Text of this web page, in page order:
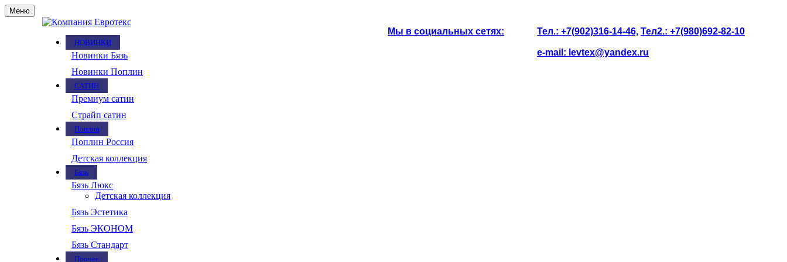
Меню
Тел.: +7(902)316-14-46, Тел2.: +7(980)692-82-10
e-mail: levtex@yandex.ru
Мы в социальных сетях:
НОВИНКИ
Новинки Бязь
Новинки Поплин
САТИН
Премиум сатин
Страйп сатин
Поплин
Поплин Россия
Детская коллекция
Бязь
Бязь Люкс
Детская коллекция
Бязь Эстетика
Бязь ЭКОНОМ
Бязь Стандарт
Прочее